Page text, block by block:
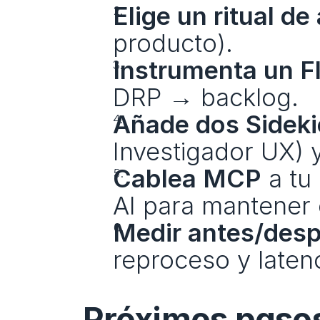
Elige un ritual
producto).
Instrumenta un
DRP → backlog.
Añade dos
Investigador UX)
Cablea MCP a tu
AI para
Medir antes/
reproceso y